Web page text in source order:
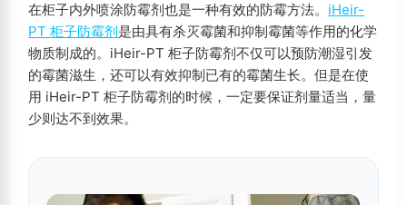
在柜子内外喷涂防霉剂也是一种有效的防霉方法。 iHeir-
PT 柜子防霉剂是由具有杀灭霉菌和抑制霉菌等作用的化学
物质制成的。iHeir-PT 柜子防霉剂不仅可以预防潮湿引发
的霉菌滋生，还可以有效抑制已有的霉菌生长。但是在使
用 iHeir-PT 柜子防霉剂的时候，一定要保证剂量适当，量
少则达不到效果。